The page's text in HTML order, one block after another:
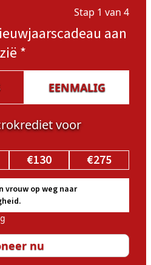
Stap 1 van 4
aan
*
EENMALIG
voor
€130 €275
vrouw op weg naar